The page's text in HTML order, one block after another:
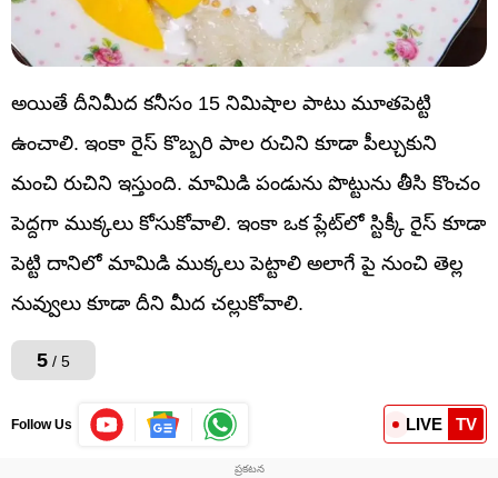
అయితే దీనిమీద కనీసం 15 నిమిషాల పాటు మూతపెట్టి
ఉంచాలి. ఇంకా రైస్ కొబ్బరి పాల రుచిని కూడా పీల్చుకుని
మంచి రుచిని ఇస్తుంది. మామిడి పండును పొట్టును తీసి కొంచం
పెద్దగా ముక్కలు కోసుకోవాలి. ఇంకా ఒక ప్లేట్‌లో స్టిక్కీ రైస్ కూడా
పెట్టి దానిలో మామిడి ముక్కలు పెట్టాలి అలాగే పై నుంచి తెల్ల
నువ్వులు కూడా దీని మీద చల్లుకోవాలి.
5 / 5
Follow Us LIVE TV